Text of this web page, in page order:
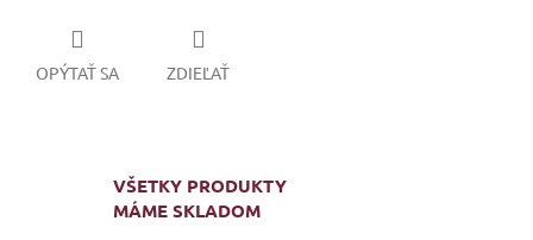
OPÝTAŤ SA ZDIEĽAŤ
VŠETKY PRODUKTY
MÁME SKLADOM